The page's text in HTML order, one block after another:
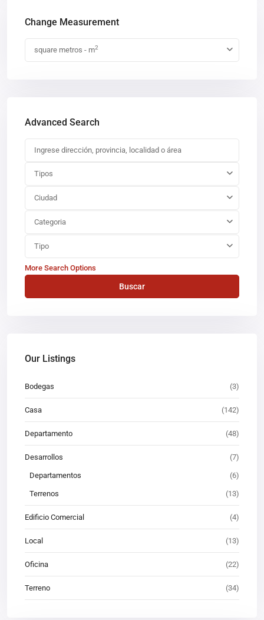
Change Measurement
square metros - m2
Advanced Search
Tipos
Ciudad
Categoria
Tipo
More Search Options
Buscar
Our Listings
Bodegas (3)
Casa (142)
Departamento (48)
Desarrollos (7)
Departamentos (6)
Terrenos (13)
Edificio Comercial (4)
Local (13)
Oficina (22)
Terreno (34)